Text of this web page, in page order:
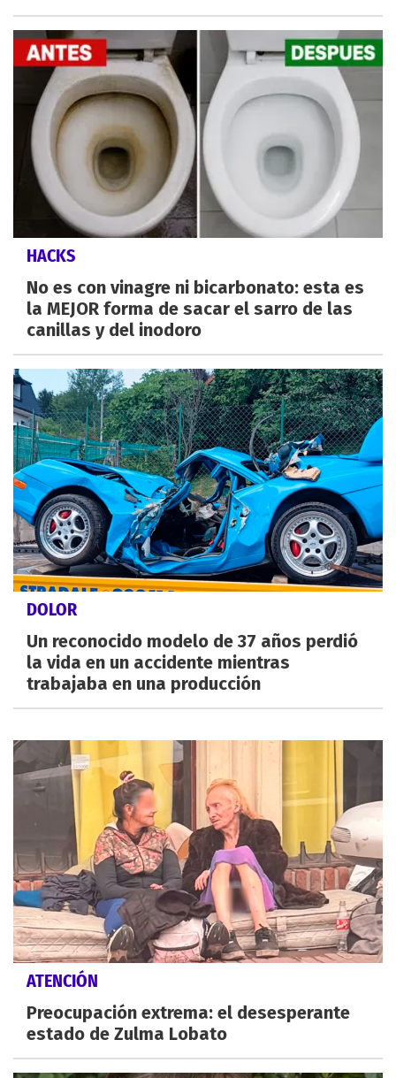
HACKS
No es con vinagre ni bicarbonato: esta es
la MEJOR forma de sacar el sarro de las
canillas y del inodoro
DOLOR
Un reconocido modelo de 37 años perdió
la vida en un accidente mientras
trabajaba en una producción
ATENCIÓN
Preocupación extrema: el desesperante
estado de Zulma Lobato